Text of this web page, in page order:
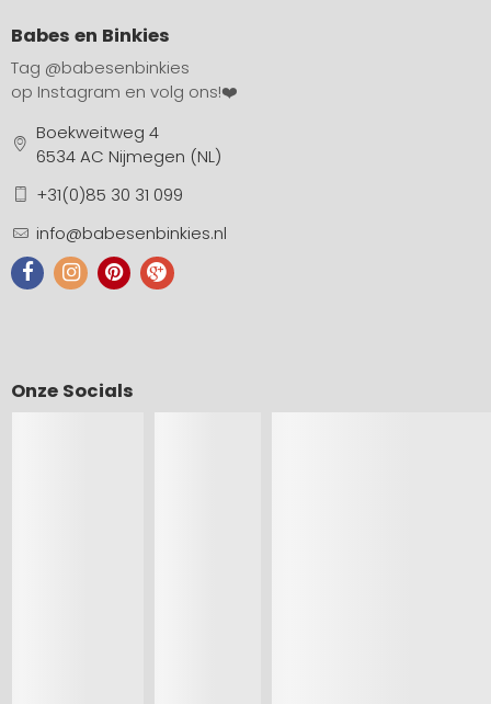
Babes en Binkies
Tag @babesenbinkies
op Instagram en volg ons!❤️
Boekweitweg 4
6534 AC Nijmegen (NL)
+31(0)85 30 31 099
info@babesenbinkies.nl
Onze Socials